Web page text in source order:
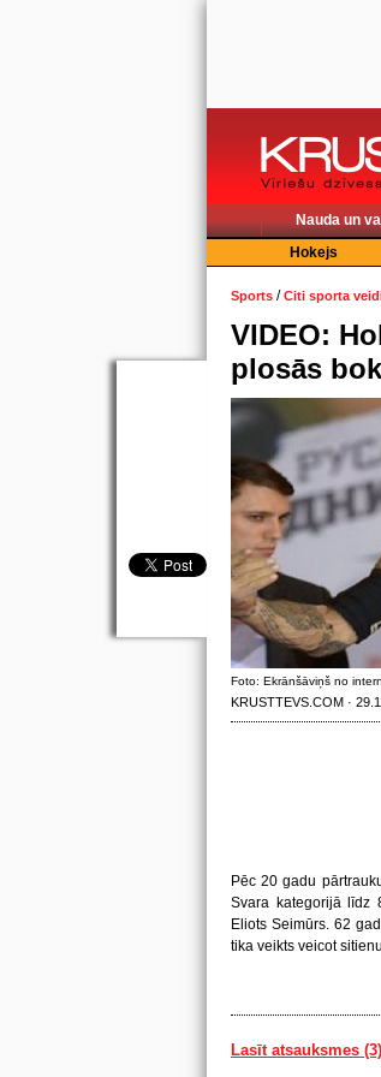
Nauda un
Hokejs
Sports /Citi sporta
VIDEO:
plosās
Foto: Ekrānšāviņš no
KRUSTTEVS.COM ·
Pēc 20 gadu
Svara kategorijā līdz
Eliots Seimūrs. 62
tika veikts veicot
Lasīt atsauksmes (3)